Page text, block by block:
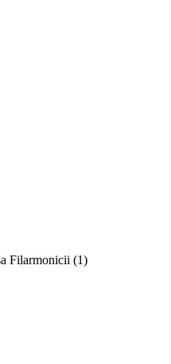
Filarmonicii (1)